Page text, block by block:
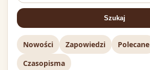
Szukaj
Nowości Zapowiedzi Polecane
Czasopisma